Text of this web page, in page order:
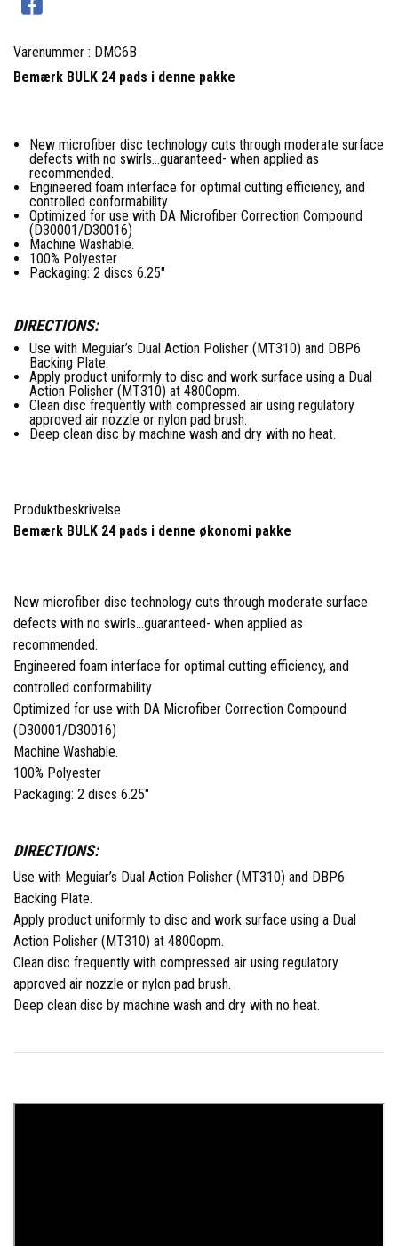
Varenummer : DMC6B
Bemærk BULK 24 pads i denne pakke
New microfiber disc technology cuts through moderate surface
defects with no swirls…guaranteed- when applied as
recommended.
Engineered foam interface for optimal cutting efficiency, and
controlled conformability
Optimized for use with DA Microfiber Correction Compound
(D30001/D30016)
Machine Washable.
100% Polyester
Packaging: 2 discs 6.25"
DIRECTIONS:
Use with Meguiar’s Dual Action Polisher (ΜΤ310) and DBP6
Backing Plate.
Apply product uniformly to disc and work surface using a Dual
Action Polisher (ΜΤ310) at 4800opm.
Clean disc frequently with compressed air using regulatory
approved air nozzle or nylon pad brush.
Deep clean disc by machine wash and dry with no heat.
Produktbeskrivelse
Bemærk BULK 24 pads i denne økonomi pakke
New microfiber disc technology cuts through moderate surface
defects with no swirls…guaranteed- when applied as
recommended.
Engineered foam interface for optimal cutting efficiency, and
controlled conformability
Optimized for use with DA Microfiber Correction Compound
(D30001/D30016)
Machine Washable.
100% Polyester
Packaging: 2 discs 6.25"
DIRECTIONS:
Use with Meguiar’s Dual Action Polisher (ΜΤ310) and DBP6
Backing Plate.
Apply product uniformly to disc and work surface using a Dual
Action Polisher (ΜΤ310) at 4800opm.
Clean disc frequently with compressed air using regulatory
approved air nozzle or nylon pad brush.
Deep clean disc by machine wash and dry with no heat.